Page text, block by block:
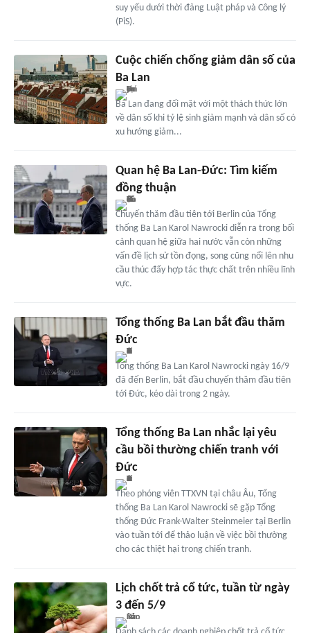
suy yếu dưới thời đảng Luật pháp và Công lý
(PiS).
Cuộc chiến chống giảm dân số của
Ba Lan
Ba Lan đang đối mặt với một thách thức lớn
về dân số khi tỷ lệ sinh giảm mạnh và dân số có
xu hướng giảm...
Quan hệ Ba Lan-Đức: Tìm kiếm
đồng thuận
Chuyến thăm đầu tiên tới Berlin của Tổng
thống Ba Lan Karol Nawrocki diễn ra trong bối
cảnh quan hệ giữa hai nước vẫn còn những
vấn đề lịch sử tồn đọng, song cũng nổi lên nhu
cầu thúc đẩy hợp tác thực chất trên nhiều lĩnh
vực.
Tổng thống Ba Lan bắt đầu thăm
Đức
Tổng thống Ba Lan Karol Nawrocki ngày 16/9
đã đến Berlin, bắt đầu chuyến thăm đầu tiên
tới Đức, kéo dài trong 2 ngày.
Tổng thống Ba Lan nhắc lại yêu
cầu bồi thường chiến tranh với
Đức
Theo phóng viên TTXVN tại châu Âu, Tổng
thống Ba Lan Karol Nawrocki sẽ gặp Tổng
thống Đức Frank-Walter Steinmeier tại Berlin
vào tuần tới để thảo luận về việc bồi thường
cho các thiệt hại trong chiến tranh.
Lịch chốt trả cổ tức, tuần từ ngày
3 đến 5/9